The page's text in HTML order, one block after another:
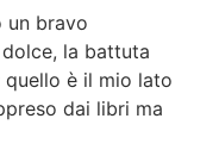
un bravo
la battuta
è il mio lato
dai libri ma